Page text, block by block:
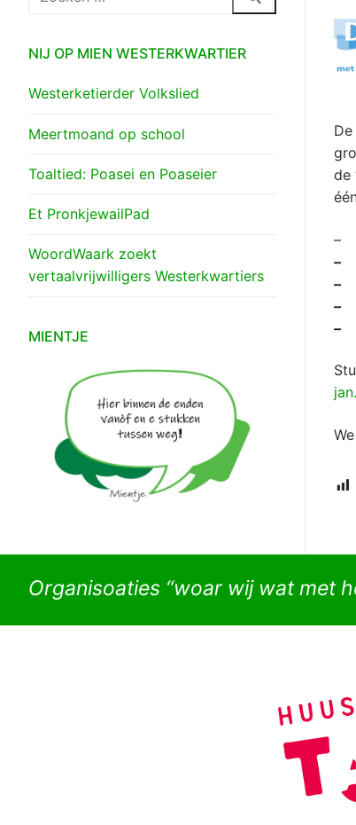
de
–
–
–
–
–
NIJ OP MIEN WESTERKWARTIER
Westerketierder Volkslied
Meertmoand op school
Toaltied: Poasei en Poaseier
Et PronkjewailPad
WoordWaark zoekt
vertaalvrijwilligers Westerkwartiers
MIENTJE
Organisoaties “woar wij wat met